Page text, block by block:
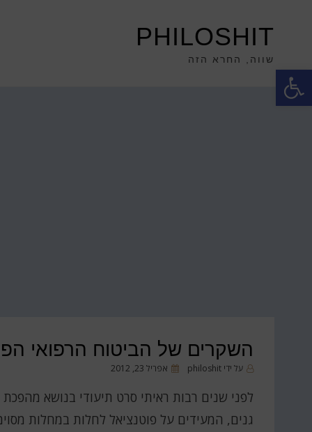
פתח סרגל נגישות
PHILOSHIT
שווה, החרא הזה
השקרים של הביטוח הרפואי
על ידיphiloshit
פורסםאפריל 23, 2012
לפני שנים רבות ראיתי סרט תיעודי בנושא
גנים, המעידים על פוטנציאל לחלות במחלות